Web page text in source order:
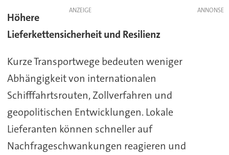
ANZEIGE
Höhere
Lieferkettensicherheit und Resilienz
Kurze Transportwege bedeuten weniger
Abhängigkeit von internationalen
Schifffahrtsrouten, Zollverfahren und
geopolitischen Entwicklungen. Lokale
Lieferanten können schneller auf
Nachfrageschwankungen reagieren und